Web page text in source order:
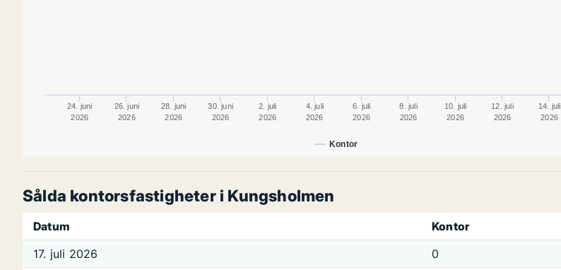
Kontor
24. juni
2026
26. juni
2026
28. juni
2026
30. juni
2026
2. juli
2026
4. juli
2026
6. juli
2026
8. juli
2026
10. juli
2026
12. juli
2026
14. juli
2026
Sålda kontorsfastigheter i Kungsholmen
Datum
Kontor
17. juli 2026
0